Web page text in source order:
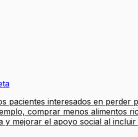
pacientes interesados en
comprar menos alimentos
y mejorar el apoyo social al